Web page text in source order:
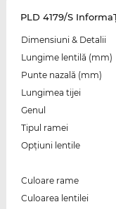
PLD 4179/S
Dimensiuni & Detalii
Lungime lentilă (mm)
Punte nazală (mm)
Lungimea tijei
Genul
Tipul ramei
Opțiuni lentile
Culoare rame
Culoarea lentilei